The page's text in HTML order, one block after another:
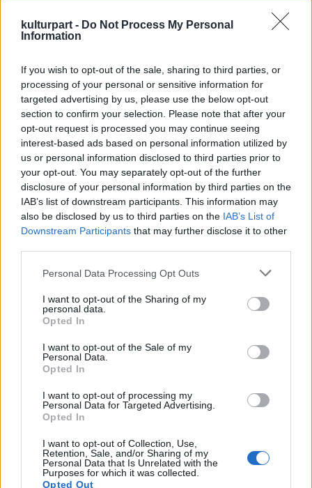
kulturpart - Do Not Process My Personal
Information
If you wish to opt-out of the sale, sharing to third parties, or
processing of your personal or sensitive information for
targeted advertising by us, please use the below opt-out
section to confirm your selection. Please note that after your
opt-out request is processed you may continue seeing
interest-based ads based on personal information utilized by
us or personal information disclosed to third parties prior to
your opt-out. You may separately opt-out of the further
disclosure of your personal information by third parties on the
IAB’s list of downstream participants. This information may
also be disclosed by us to third parties on the IAB’s List of
Downstream Participants that may further disclose it to other
Please note that this website/app uses one or more Google
not limited to your visit or usage behaviour. You may click to
grant or deny consent to Google and its third-party tags to
use your data for below specified purposes in below Google
consent section.
Personal Data Processing Opt Outs
I want to opt-out of the Sharing of my
personal data.
Opted In
I want to opt-out of the Sale of my
Personal Data.
Opted In
I want to opt-out of processing my
Personal Data for Targeted Advertising.
Opted In
I want to opt-out of Collection, Use,
Retention, Sale, and/or Sharing of my
Personal Data that Is Unrelated with the
Purposes for which it was collected.
Opted Out
helyzete nem teszi lehetővé jutalmak
kifizetését.
A városvezető hozzátette: "a megszorítások
az önkormányzat minden dolgozójára
érvényesek", a polgármesteri hivatal,
valamint más intézmények dolgozóinak sem
engedélyezte a jutalmazást.
Ottlik Ádám azzal érvelt, hogy ők nem az
önkormányzat, hanem a Pécsi Nemzeti
Színház alkalmazásában állnak, közülük
sokan 100 ezer forintnál kevesebbet
keresnek havonta, egy részüknek
megélhetési problémája van. A
összeg ugyanakkor javítana anyagi
helyzetükön.
"Az alkotóközösség és a szakembergárda
fogyatkozó tagjai megalázóan alulfizetve és
feszített tempóban dolgozva, rengeteg
túlmunkával tartják a színvonalat és hoznak
létre előadásokat, melyek rendre nagy
nézettség mellett vívják ki a közönség és a
szakma elismerését" - idézett a színművész
az önkormányzatnak írt levélből.
A dokumentumban olvasható az is, hogy a
társulat tagjai nehezményezik: az Európa